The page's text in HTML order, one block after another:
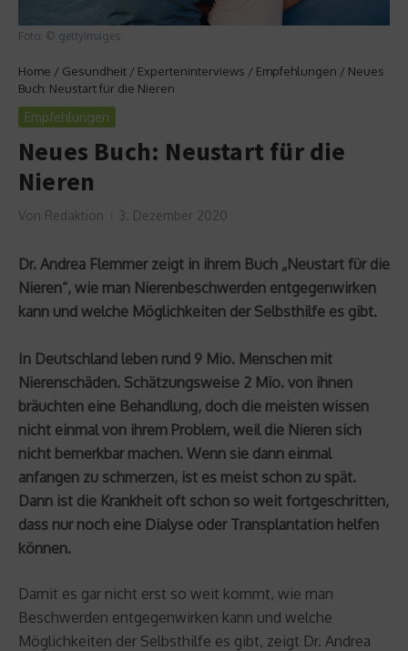
Foto: © gettyimages
Home / Gesundheit / Experteninterviews / Empfehlungen / Neues
Buch: Neustart für die Nieren
Empfehlungen
Neues Buch: Neustart für die
Nieren
Von Redaktion 3. Dezember 2020
Dr. Andrea Flemmer zeigt in ihrem Buch „Neustart für die
Nieren“, wie man Nierenbeschwerden entgegenwirken
kann und welche Möglichkeiten der Selbsthilfe es gibt.
In Deutschland leben rund 9 Mio. Menschen mit
Nierenschäden. Schätzungsweise 2 Mio. von ihnen
bräuchten eine Behandlung, doch die meisten wissen
nicht einmal von ihrem Problem, weil die Nieren sich
nicht bemerkbar machen. Wenn sie dann einmal
anfangen zu schmerzen, ist es meist schon zu spät.
Dann ist die Krankheit oft schon so weit fortgeschritten,
dass nur noch eine Dialyse oder Transplantation helfen
können.
Damit es gar nicht erst so weit kommt, wie man
Beschwerden entgegenwirken kann und welche
Möglichkeiten der Selbsthilfe es gibt, zeigt Dr. Andrea